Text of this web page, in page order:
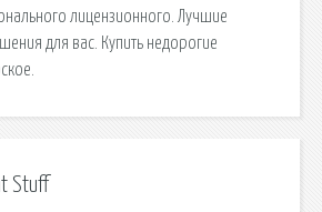
лицензионного. Лучшие
для вас. Купить недорогие
Stuff